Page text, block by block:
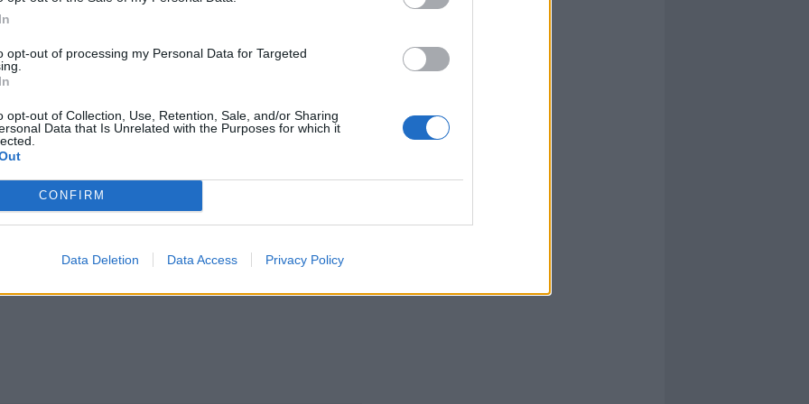
opt-out of processing my Personal Data for Targeted
opt-out of Collection, Use, Retention, Sale, and/or Sharing
Data that Is Unrelated with the Purposes for which it
CONFIRM
Data Deletion Data Access Privacy Policy
di pace”.
parla la lingua di Macron o di Biden e Draghi?"